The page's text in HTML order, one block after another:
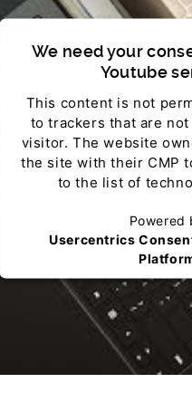
We need your
Youtube
This content is not
to trackers that are
visitor. The website
the site with their CMP
to the list of
Powered
Usercentrics